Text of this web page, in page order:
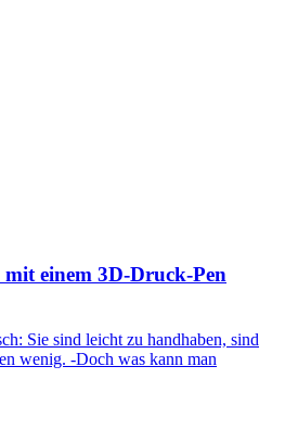
mit einem 3D-Druck-Pen
Sie sind leicht zu handhaben, sind
wenig. -Doch was kann man